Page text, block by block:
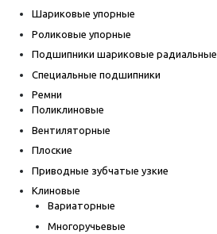
Шариковые упорные
Роликовые упорные
Подшипники шариковые радиальные
Специальные подшипники
Ремни
Поликлиновые
Вентиляторные
Плоские
Приводные зубчатые узкие
Клиновые
Вариаторные
Многоручьевые